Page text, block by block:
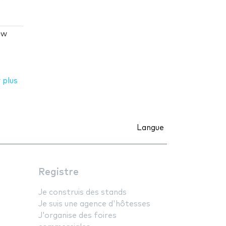
Langue
Registre
Je construis des stands
Je suis une agence d'hôtesses
J'organise des foires